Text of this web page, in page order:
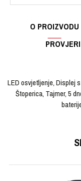
O PROIZVODU
LED osvjetljenje, Displej
Štoperica, Tajmer, 5